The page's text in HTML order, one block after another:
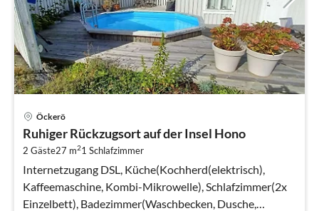
Öckerö
Ruhiger Rückzugsort auf der Insel Hono
2 Gäste27 m21 Schlafzimmer
Internetzugang DSL, Küche(Kochherd(elektrisch),
Kaffeemaschine, Kombi-Mikrowelle), Schlafzimmer(2x
Einzelbett), Badezimmer(Waschbecken, Dusche,